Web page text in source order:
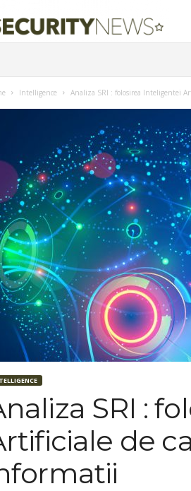
Intelligence Analiza SRI : folosirea Inteligentei
SRI :
de